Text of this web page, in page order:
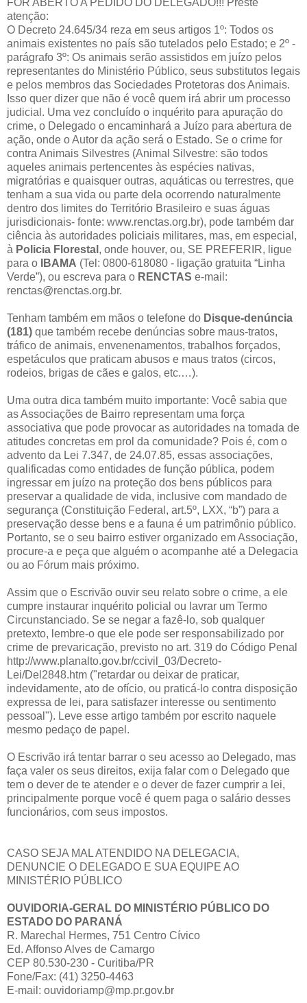
atenção:
O Decreto 24.645/34 reza em seus artigos 1º: Todos os
animais existentes no país são tutelados pelo Estado; e 2º -
parágrafo 3º: Os animais serão assistidos em juízo pelos
representantes do Ministério Público, seus substitutos legais
e pelos membros das Sociedades Protetoras dos Animais.
Isso quer dizer que não é você quem irá abrir um processo
judicial. Uma vez concluído o inquérito para apuração do
crime, o Delegado o encaminhará a Juízo para abertura de
ação, onde o Autor da ação será o Estado. Se o crime for
contra Animais Silvestres (Animal Silvestre: são todos
aqueles animais pertencentes às espécies nativas,
migratórias e quaisquer outras, aquáticas ou terrestres, que
tenham a sua vida ou parte dela ocorrendo naturalmente
dentro dos limites do Território Brasileiro e suas águas
jurisdicionais- fonte: www.renctas.org.br), pode também dar
ciência às autoridades policiais militares, mas, em especial,
à Policia Florestal , onde houver, ou, SE PREFERIR, ligue
para o
IBAMA (Tel: 0800-618080 - ligação gratuita “Linha
Verde”), ou escreva para o RENCTAS e-mail:
renctas@renctas.org.br.
Tenham também em mãos o telefone do Disque-denúncia
(181) que também recebe denúncias sobre maus-tratos,
tráfico de animais, envenenamentos, trabalhos forçados,
espetáculos que praticam abusos e maus tratos (circos,
rodeios, brigas de cães e galos, etc.…).
Uma outra dica também muito importante: Você sabia que
as Associações de Bairro representam uma força
associativa que pode provocar as autoridades na tomada de
atitudes concretas em prol da comunidade? Pois é, com o
advento da Lei 7.347, de 24.07.85, essas associações,
qualificadas como entidades de função pública, podem
ingressar em juízo na proteção dos bens públicos para
preservar a qualidade de vida, inclusive com mandado de
segurança (Constituição Federal, art.5º, LXX, “b”) para a
preservação desse bens e a fauna é um patrimônio público.
Portanto, se o seu bairro estiver organizado em Associação,
procure-a e peça que alguém o acompanhe até a Delegacia
ou ao Fórum mais próximo.
Assim que o Escrivão ouvir seu relato sobre o crime, a ele
cumpre instaurar inquérito policial ou lavrar um Termo
Circunstanciado. Se se negar a fazê-lo, sob qualquer
pretexto, lembre-o que ele pode ser responsabilizado por
crime de prevaricação, previsto no art. 319 do Código Penal
http://www.planalto.gov.br/ccivil_03/Decreto-
Lei/Del2848.htm ("retardar ou deixar de praticar,
indevidamente, ato de ofício, ou praticá-lo contra disposição
expressa de lei, para satisfazer interesse ou sentimento
pessoal"). Leve esse artigo também por escrito naquele
mesmo pedaço de papel.
O Escrivão irá tentar barrar o seu acesso ao Delegado, mas
faça valer os seus direitos, exija falar com o Delegado que
tem o dever de te atender e o dever de fazer cumprir a lei,
principalmente porque você é quem paga o salário desses
funcionários, com seus impostos.
CASO SEJA MAL ATENDIDO NA DELEGACIA,
DENUNCIE O DELEGADO E SUA EQUIPE AO
MINISTÉRIO PÚBLICO
OUVIDORIA-GERAL DO MINISTÉRIO PÚBLICO DO
ESTADO DO PARANÁ
R. Marechal Hermes, 751 Centro Cívico
Ed. Affonso Alves de Camargo
CEP 80.530-230 - Curitiba/PR
Fone/Fax: (41) 3250-4463
E-mail: ouvidoriamp@mp.pr.gov.br